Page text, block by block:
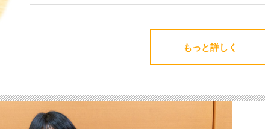
もっと詳しく